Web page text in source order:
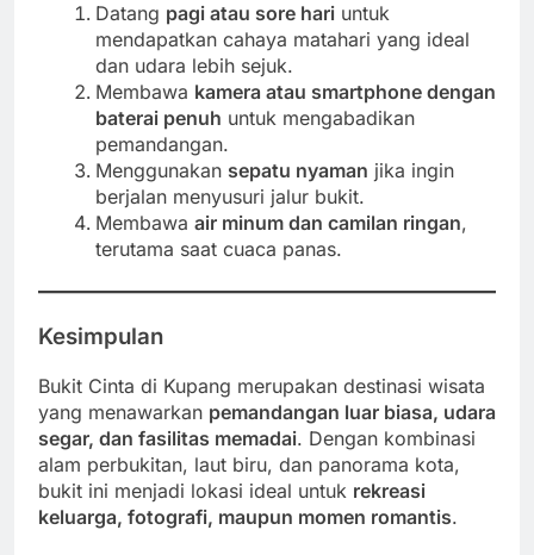
Datang pagi atau sore hari untuk
mendapatkan cahaya matahari yang ideal
dan udara lebih sejuk.
Membawa kamera atau smartphone dengan
baterai penuh untuk mengabadikan
pemandangan.
Menggunakan sepatu nyaman jika ingin
berjalan menyusuri jalur bukit.
Membawa air minum dan camilan ringan,
terutama saat cuaca panas.
Kesimpulan
Bukit Cinta di Kupang merupakan destinasi wisata
yang menawarkan pemandangan luar biasa, udara
segar, dan fasilitas memadai. Dengan kombinasi
alam perbukitan, laut biru, dan panorama kota,
bukit ini menjadi lokasi ideal untuk rekreasi
keluarga, fotografi, maupun momen romantis.